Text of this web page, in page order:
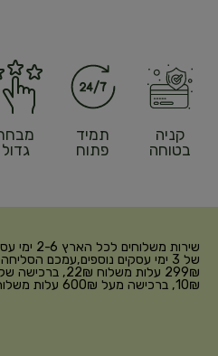
קניה
בטוחה
תמיד
פתוח
גדול
שירות
של 3 ימי עסקים נוספים,עמכם
10₪, ברכישה מעל 600₪ עלות משלוח חינם